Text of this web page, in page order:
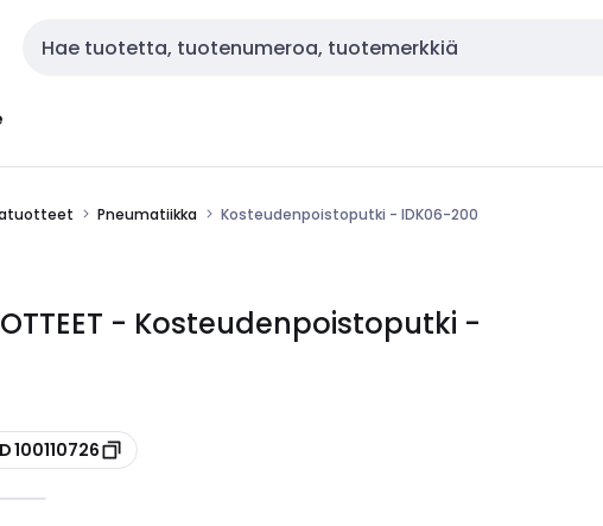
Haku
Pneumatiikka Kosteudenpoistoputki - IDK06-200
- Kosteudenpoistoputki -
100110726